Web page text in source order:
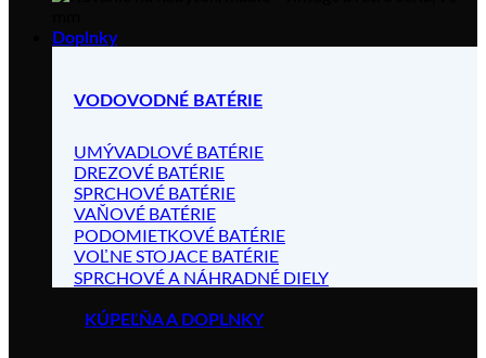
Doplnky
VODOVODNÉ BATÉRIE
UMÝVADLOVÉ BATÉRIE
DREZOVÉ BATÉRIE
SPRCHOVÉ BATÉRIE
VAŇOVÉ BATÉRIE
PODOMIETKOVÉ BATÉRIE
VOĽNE STOJACE BATÉRIE
SPRCHOVÉ A NÁHRADNÉ DIELY
KÚPEĽŇA A DOPLNKY